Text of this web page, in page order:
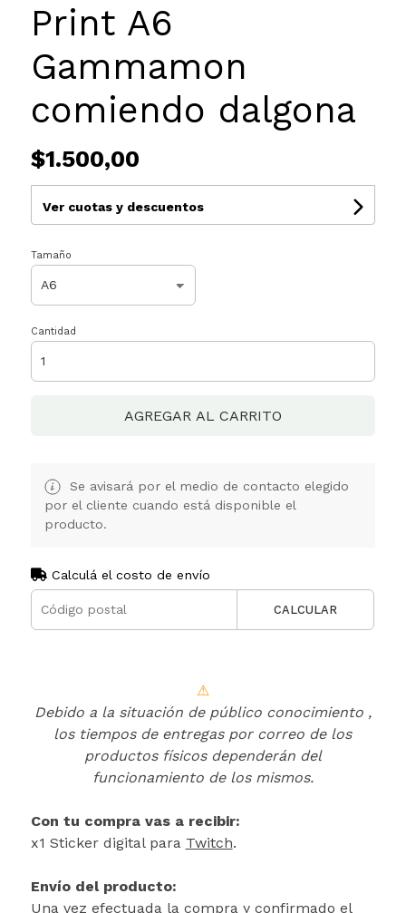
Print A6
Gammamon
comiendo dalgona
$1.500,00
Ver cuotas y descuentos
Tamaño
Cantidad
AGREGAR AL CARRITO
Se avisará por el medio de contacto elegido
por el cliente cuando está disponible el
producto.
Calculá el costo de envío
CALCULAR
⚠
Debido a la situación de público conocimiento ,
los tiempos de entregas por correo de los
productos físicos dependerán del
funcionamiento de los mismos.
Con tu compra vas a recibir:
x1 Sticker digital para Twitch.
Envío del producto:
Una vez efectuada la compra y confirmado el